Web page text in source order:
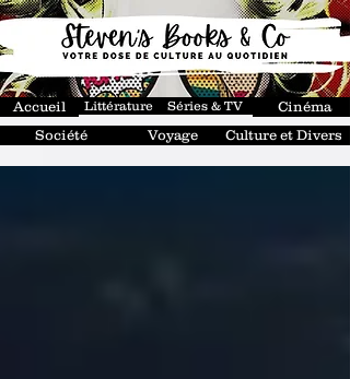
Cinéma
Culture et Divers
Séries & TV
Voyage
Société
Accueil Littérature